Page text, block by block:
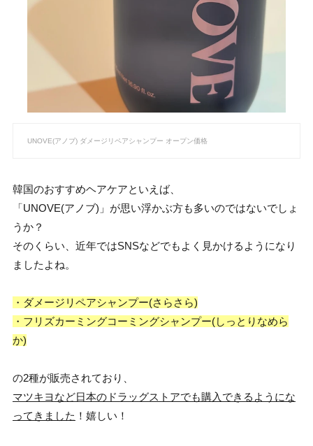
UNOVE(アノブ) ダメージリペアシャンプー オープン価格
韓国のおすすめヘアケアといえば、
「UNOVE(アノブ)」が思い浮かぶ方も多いのではないでしょ
うか？
そのくらい、近年ではSNSなどでもよく見かけるようになり
ましたよね。
・ダメージリペアシャンプー(さらさら)
・フリズカーミングコーミングシャンプー(しっとりなめら
か)
の2種が販売されており、
マツキヨなど日本のドラッグストアでも購入できるようにな
ってきました ！嬉しい！